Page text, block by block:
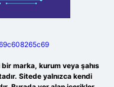
marka, kurum veya şahıs
Sitede yalnızca kendi